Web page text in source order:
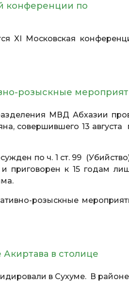
конференции по
XI Московская
розыскные
МВД Абхазии
совершившего 13 августа
по ч. 1 ст. 99
приговорен к 15 годам
розыскные
в столице
в Сухуме. В районе